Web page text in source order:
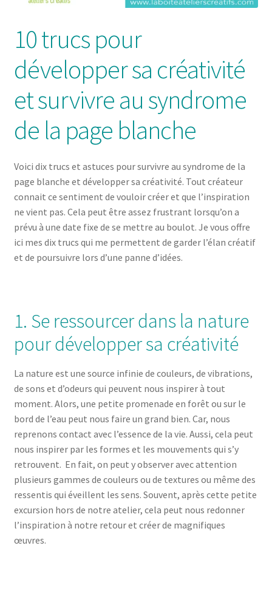
10 trucs pour
développer sa créativité
et survivre au syndrome
de la page blanche
Voici dix trucs et astuces pour survivre au syndrome de la
page blanche et développer sa créativité. Tout créateur
connait ce sentiment de vouloir créer et que l’inspiration
ne vient pas. Cela peut être assez frustrant lorsqu’on a
prévu à une date fixe de se mettre au boulot. Je vous offre
ici mes dix trucs qui me permettent de garder l’élan créatif
et de poursuivre lors d’une panne d’idées.
1. Se ressourcer dans la nature
pour développer sa créativité
La nature est une source infinie de couleurs, de vibrations,
de sons et d’odeurs qui peuvent nous inspirer à tout
moment. Alors, une petite promenade en forêt ou sur le
bord de l’eau peut nous faire un grand bien. Car, nous
reprenons contact avec l’essence de la vie. Aussi, cela peut
nous inspirer par les formes et les mouvements qui s’y
retrouvent. En fait, on peut y observer avec attention
plusieurs gammes de couleurs ou de textures ou même des
ressentis qui éveillent les sens. Souvent, après cette petite
excursion hors de notre atelier, cela peut nous redonner
l’inspiration à notre retour et créer de magnifiques
œuvres.